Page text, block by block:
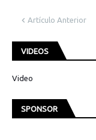
Artículo Anterior
VIDEOS
Video
SPONSOR